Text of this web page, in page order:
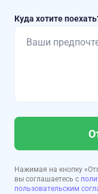
Куда хотите
Нажимая на кнопку
вы соглашаетесь с
пользовательским